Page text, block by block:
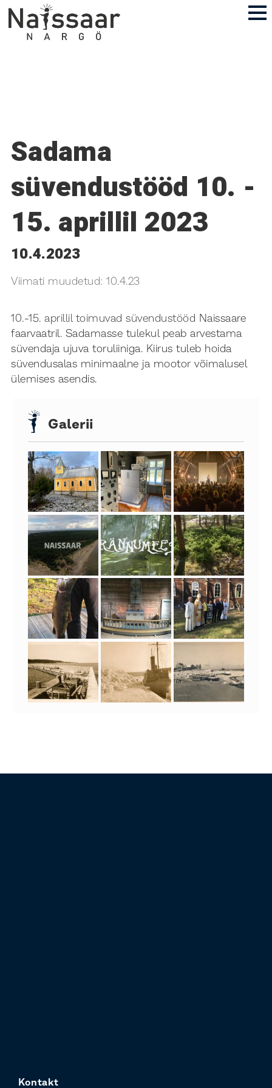
Sadama
süvendustööd 10. -
15. aprillil 2023
10.4.2023
Viimati muudetud: 10.4.23
10.-15. aprillil toimuvad süvendustööd
Naissaare
faarvaatril. Sadamasse tulekul peab arvestama
süvendaja ujuva toruliiniga. Kiirus tuleb hoida
süvendusalas minimaalne ja mootor võimalusel
ülemises asendis.
Galerii
Kontakt